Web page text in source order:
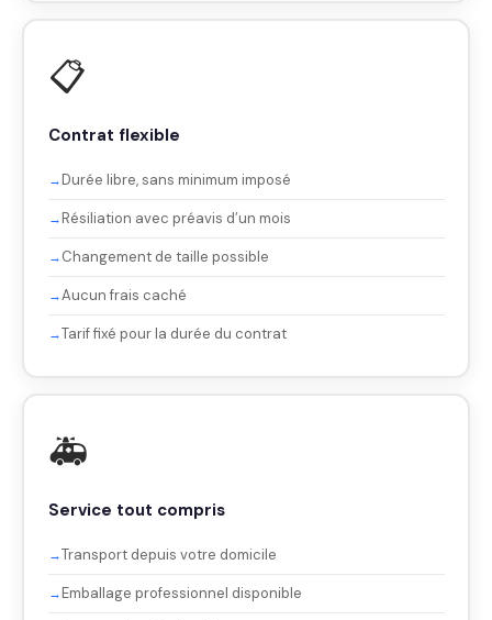
📋
Contrat flexible
Durée libre, sans minimum imposé
Résiliation avec préavis d’un mois
Changement de taille possible
Aucun frais caché
Tarif fixé pour la durée du contrat
🚑
Service tout compris
Transport depuis votre domicile
Emballage professionnel disponible